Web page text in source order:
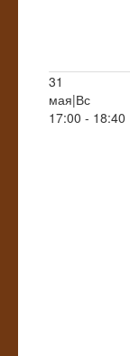
31
мая|Вс
17:00 - 18:40